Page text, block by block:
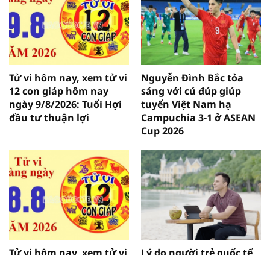
Tử vi hôm nay, xem tử vi
12 con giáp hôm nay
ngày 9/8/2026: Tuổi Hợi
đầu tư thuận lợi
Nguyễn Đình Bắc tỏa
sáng với cú đúp giúp
tuyển Việt Nam hạ
Campuchia 3-1 ở ASEAN
Cup 2026
Tử vi hôm nay, xem tử vi
Lý do người trẻ quốc tế